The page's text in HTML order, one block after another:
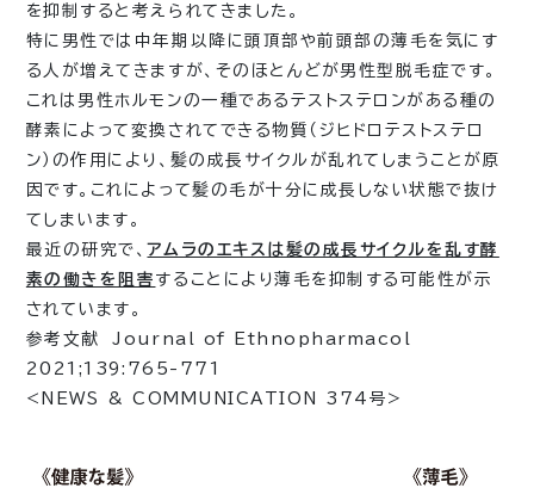
を抑制すると考えられてきました。
特に男性では中年期以降に頭頂部や前頭部の薄毛を気にす
る人が増えてきますが、そのほとんどが男性型脱毛症です。
これは男性ホルモンの一種であるテストステロンがある種の
酵素によって変換されてできる物質（ジヒドロテストステロ
ン）の作用により、髪の成長サイクルが乱れてしまうことが原
因です。これによって髪の毛が十分に成長しない状態で抜け
てしまいます。
最近の研究で、アムラのエキスは髪の成長サイクルを乱す酵
素の働きを阻害 することにより薄毛を抑制する可能性が示
されています。
参考文献 Journal of Ethnopharmacol
2021;139:765-771
<NEWS & COMMUNICATION 374号>